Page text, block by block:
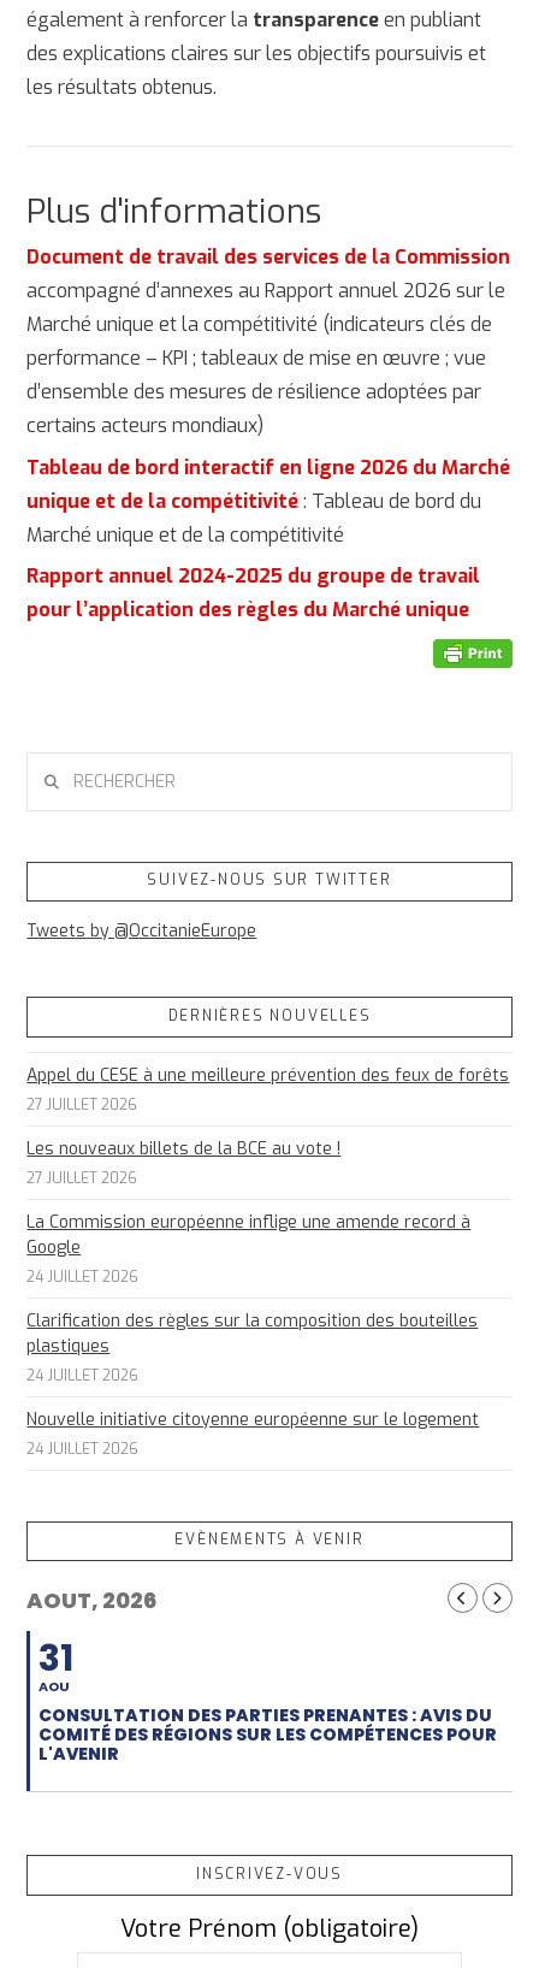
également à renforcer la transparenceen publiant
des explications claires sur les objectifs poursuivis et
les résultats obtenus.
Plus d'informations
Document de travail des services de la Commission
accompagné d’annexes au Rapport annuel 2026 sur le
Marché unique et la compétitivité (indicateurs clés de
performance – KPI ; tableaux de mise en œuvre ; vue
d’ensemble des mesures de résilience adoptées par
certains acteurs mondiaux)
Tableau de bord interactif en ligne 2026 du Marché
unique et de la compétitivité: Tableau de bord du
Marché unique et de la compétitivité
Rapport annuel 2024-2025 du groupe de travail
pour l’application des règles du Marché unique
SUIVEZ-NOUS SUR TWITTER
Tweets by @OccitanieEurope
DERNIÈRES NOUVELLES
Appel du CESE à une meilleure prévention des feux de forêts
27 JUILLET 2026
Les nouveaux billets de la BCE au vote !
27 JUILLET 2026
La Commission européenne inflige une amende record à
Google
24 JUILLET 2026
Clarification des règles sur la composition des bouteilles
plastiques
24 JUILLET 2026
Nouvelle initiative citoyenne européenne sur le logement
24 JUILLET 2026
EVÈNEMENTS À VENIR
AOUT, 2026
31
AOU
CONSULTATION DES PARTIES PRENANTES : AVIS DU
COMITÉ DES RÉGIONS SUR LES COMPÉTENCES POUR
L'AVENIR
INSCRIVEZ-VOUS
Votre Prénom (obligatoire)